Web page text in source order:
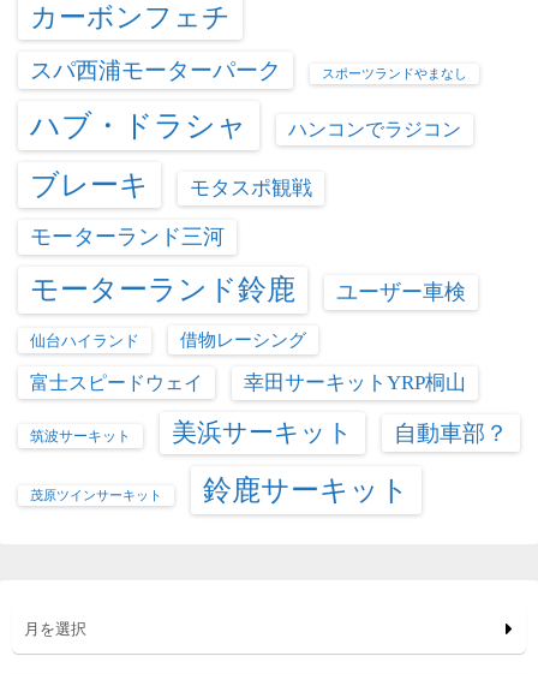
カーボンフェチ
スパ西浦モーターパーク スポーツランドやまなし
ハブ・ドラシャ ハンコンでラジコン
ブレーキ モタスポ観戦
モーターランド三河
モーターランド鈴鹿 ユーザー車検
仙台ハイランド 借物レーシング
富士スピードウェイ 幸田サーキットYRP桐山
筑波サーキット 美浜サーキット 自動車部？
茂原ツインサーキット 鈴鹿サーキット
月を選択